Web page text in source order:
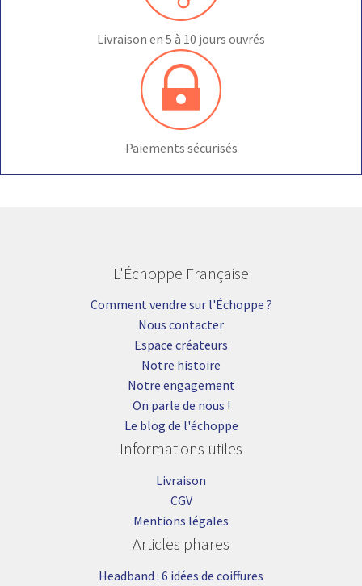
Livraison en 5 à 10 jours ouvrés
Paiements sécurisés
L'Échoppe Française
Comment vendre sur l'Échoppe ?
Nous contacter
Espace créateurs
Notre histoire
Notre engagement
On parle de nous !
Le blog de l'échoppe
Informations utiles
Livraison
CGV
Mentions légales
Articles phares
Headband : 6 idées de coiffures